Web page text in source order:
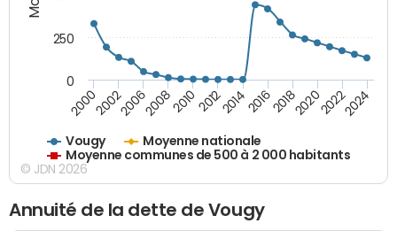
Vougy
Moyenne nationale
Moyenne communes de 500 à 2 000 habitants
200020022006200820102012201420162018202020222024
0
250
© JDN 2026
Annuité de la dette de Vougy